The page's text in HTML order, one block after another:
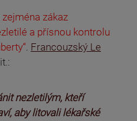
zákaz
a přísnou kontrolu
. Francouzský Le
nezletilým, kteří
aby litovali lékařské